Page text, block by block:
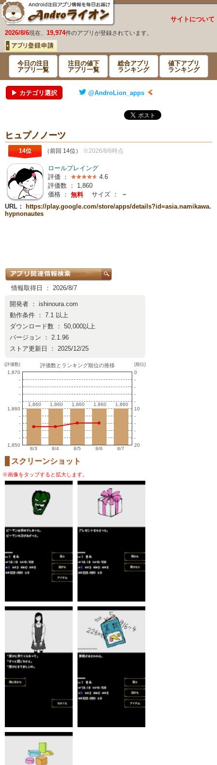
サイトについて
2026/8/6現在、 19,974件のアプリが登録されています。
今日の注目
アプリ一覧
注目の値下
アプリ一覧
総合アプリ
ランキング
値下アプリ
ランキング
▶ カテゴリ選択 @AndroLion_apps
ヒュプノノーツ
14位 （前回 14位） ※2026/8/6時点
ロールプレイング
評価 ：
4.6
評価数 ： 1,860
価格 ： 無料 サイズ ：
－
URL：
https://play.google.com/store/apps/details?id=asia.namikawa.
hypnonautes
情報取得日 ： 2026/8/7
開発者 ： ishinoura.com
動作条件 ： 7.1 以上
ダウンロード数 ： 50,000以上
バージョン ： 2.1.96
ストア更新日 ： 2025/12/25
(評価数)
1,870
-
-
-
-
1,860
-
-
-
-
1,850
評価数とランキング順位の推移
1,860
1,860 1,860
1,860 1,860
1,860 1,860
1,860 1,860
1,860
8/3 8/4 8/5 8/6 8/7
(順位)
0
-
-
-
-
10
-
-
-
-
20
スクリーンショット
※画像をタップすると拡大します。